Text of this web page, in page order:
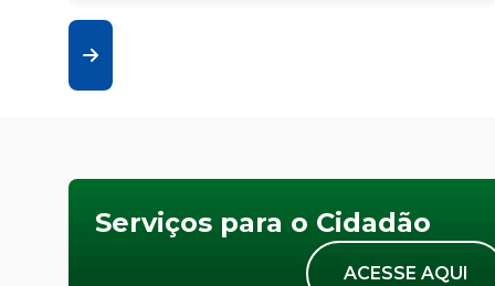
Serviços para o Cidadão
ACESSE AQUI